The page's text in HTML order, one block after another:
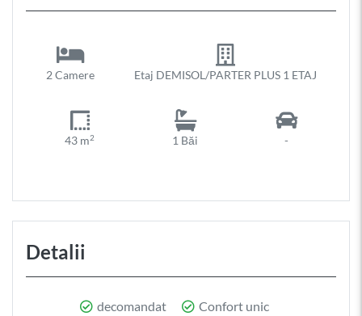
2 Camere Etaj DEMISOL/PARTER PLUS 1 ETAJ
43 m2 1 Băi -
Detalii
decomandat
Confort unic